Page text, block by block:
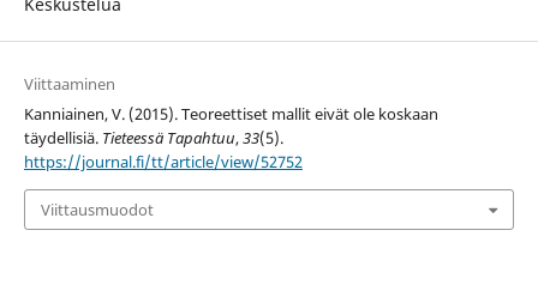
Viittaaminen
Kanniainen, V. (2015). Teoreettiset mallit eivät ole koskaan
täydellisiä. Tieteessä Tapahtuu,33(5).
https://journal.fi/tt/article/view/52752
Viittausmuodot